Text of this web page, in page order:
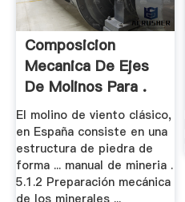
Composicion
Mecanica De Ejes
De Molinos Para .
El molino de viento clásico,
en España consiste en una
estructura de piedra de
forma ... manual de mineria .
5.1.2 Preparación mecánica
de los minerales ...